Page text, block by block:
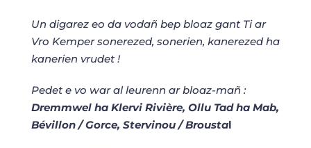
Un digarez eo da vodañ bep bloaz gant Ti ar
Vro Kemper sonerezed, sonerien, kanerezed ha
kanerien vrudet !
Pedet e vo war al leurenn ar bloaz-mañ :
Dremmwel ha Klervi Rivière, Ollu Tad ha Mab,
Bévillon / Gorce, Stervinou / Broustal